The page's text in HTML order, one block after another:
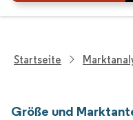
Startseite
Größe und